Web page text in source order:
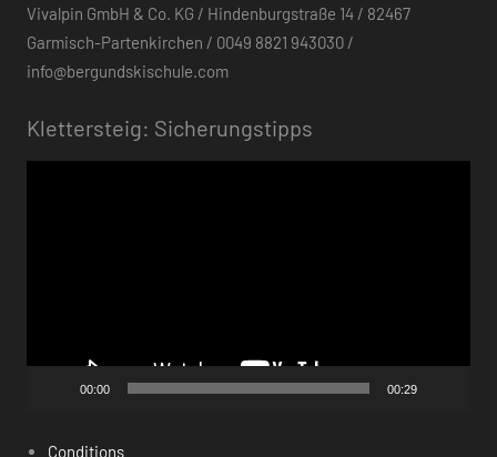
Vivalpin GmbH & Co. KG / Hindenburgstraße 14 / 82467
Garmisch-Partenkirchen / 0049 8821 943030 /
info@bergundskischule.com
Klettersteig: Sicherungstipps
00:00 00:29
Conditions